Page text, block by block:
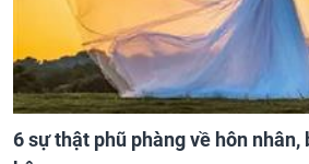
6 sự thật phũ phàng về hôn